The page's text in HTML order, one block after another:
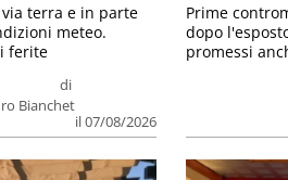
di
Bianchet
il 07/08/2026
terra e in parte
meteo.
ferite
Prime
dopo
promessi